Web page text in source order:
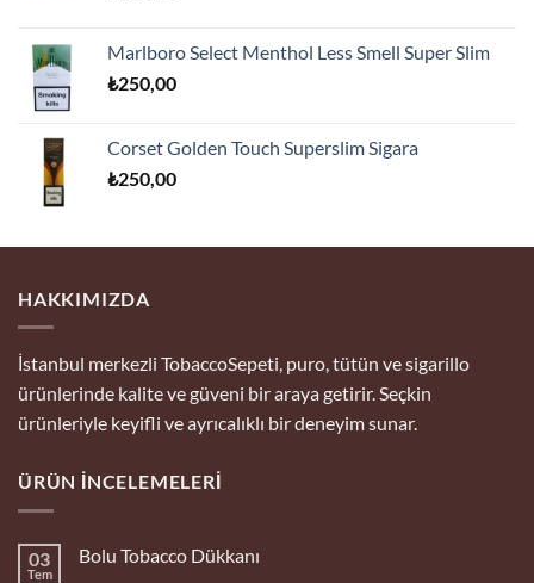
Marlboro Select Menthol Less Smell Super Slim
₺250,00
Corset Golden Touch Superslim Sigara
₺250,00
HAKKIMIZDA
İstanbul merkezli TobaccoSepeti, puro, tütün ve sigarillo
ürünlerinde kalite ve güveni bir araya getirir. Seçkin
ürünleriyle keyifli ve ayrıcalıklı bir deneyim sunar.
ÜRÜN İNCELEMELERI
03
Tem
Bolu Tobacco Dükkanı